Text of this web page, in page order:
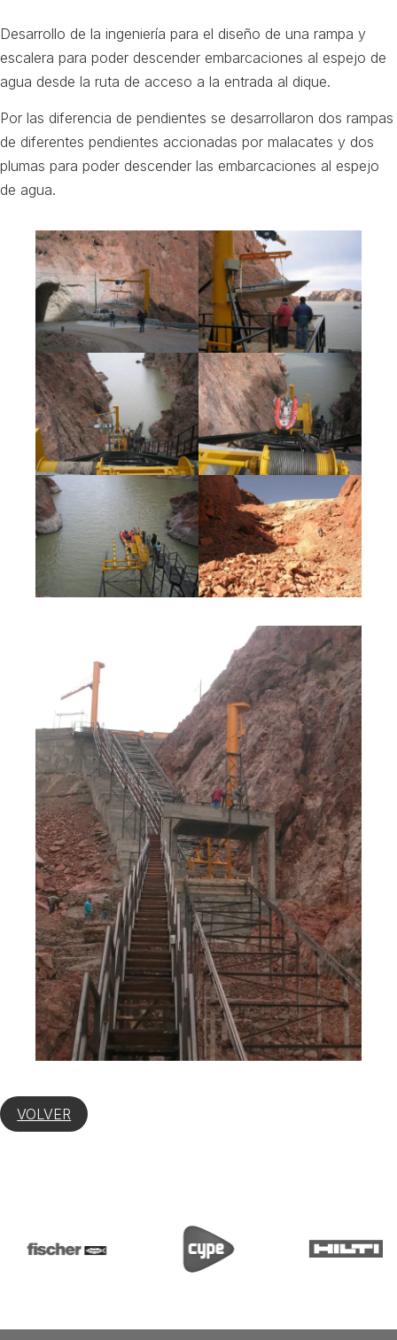
Desarrollo de la ingeniería para el diseño de una rampa y
escalera para poder descender embarcaciones al espejo de
agua desde la ruta de acceso a la entrada al dique.
Por las diferencia de pendientes se desarrollaron dos rampas
de diferentes pendientes accionadas por malacates y dos
plumas para poder descender las embarcaciones al espejo
de agua.
VOLVER